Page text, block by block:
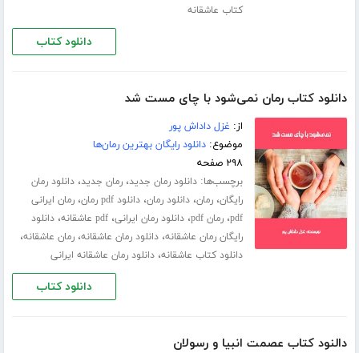
کتاب عاشقانه
دانلود کتاب
دانلود کتاب رمان نمی‌شود با چای مست شد
از: غزل داداش پور
موضوع:دانلود رایگان بهترین رمان‌ها
۲۹۸ صفحه
برچسب‌ها:دانلود رمان جدید،رمان جدید،دانلود رمان
رایگان،رمان،دانلود رمان،دانلود pdf رمان ،رمان ایرانی
pdf،رمان pdf ،دانلود رمان ایرانی،pdf عاشقانه ،دانلود
رایگان رمان عاشقانه،دانلود رمان عاشقانه،رمان عاشقانه،
دانلود کتاب عاشقانه،دانلود رمان عاشقانه ایرانی
دانلود کتاب
دالنود کتاب عصمت انبیا و رسولان